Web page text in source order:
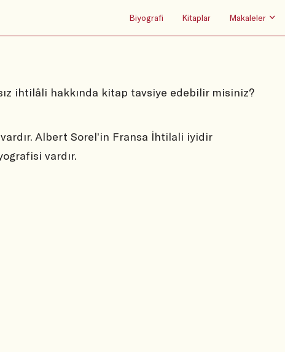
Biyografi Kitaplar Makaleler
ihtilâli hakkında kitap tavsiye edebilir misiniz?
Albert Sorel’in Fransa İhtilali iyidir
vardır.